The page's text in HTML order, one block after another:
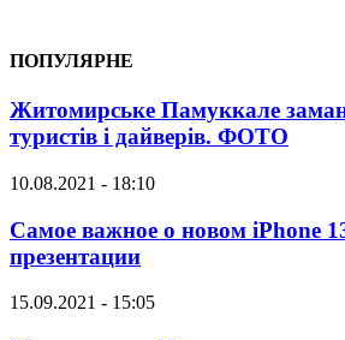
ПОПУЛЯРНЕ
Житомирське Памуккале
туристів і дайверів. ФОТО
10.08.2021 - 18:10
Самое важное о новом iPhone
презентации
15.09.2021 - 15:05